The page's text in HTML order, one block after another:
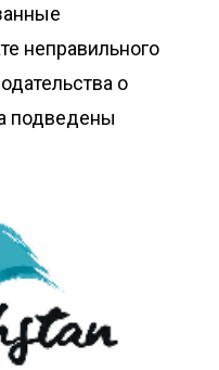
неправильного
о
подведены